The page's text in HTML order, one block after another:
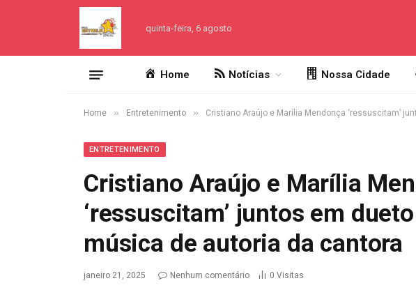
quinta-feira, 6 agosto
Home Notícias Nossa Cidade
Home » Entretenimento » Cristiano Araújo e Marília Mendonça ‘ressuscitam’
ENTRETENIMENTO
Cristiano Araújo e Marília
‘ressuscitam’ juntos em
música de autoria da cantora
janeiro 21, 2025 Nenhum comentário 0 Visitas